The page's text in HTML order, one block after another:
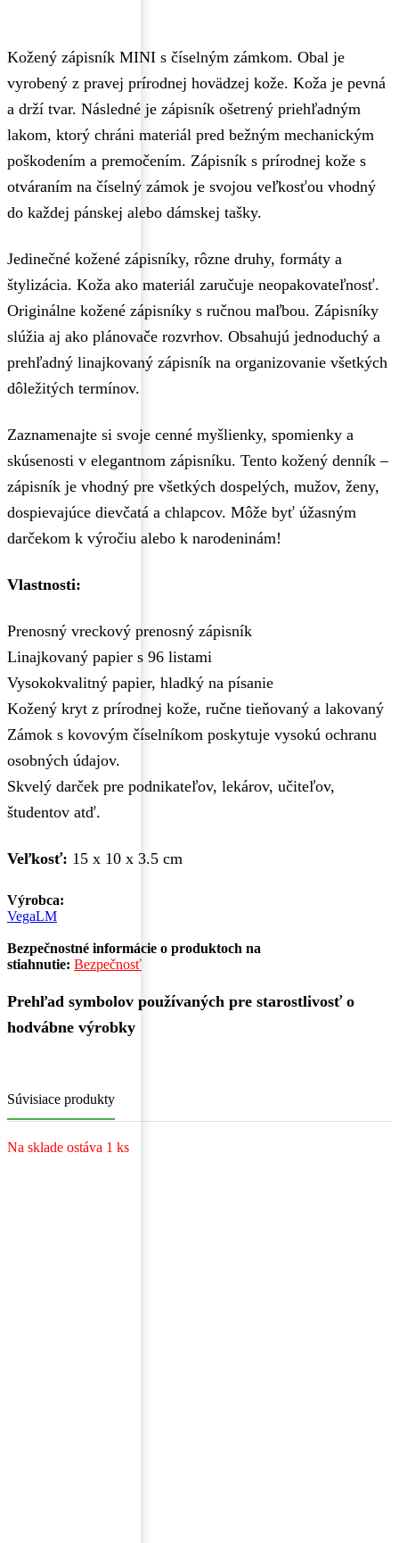
Kožený zápisník MINI s číselným zámkom. Obal je
vyrobený z pravej prírodnej hovädzej kože. Koža je pevná
a drží tvar. Následné je zápisník ošetrený priehľadným
lakom, ktorý chráni materiál pred bežným mechanickým
poškodením a premočením. Zápisník s prírodnej kože s
otváraním na číselný zámok je svojou veľkosťou vhodný
do každej pánskej alebo dámskej tašky.
Jedinečné kožené zápisníky, rôzne druhy, formáty a
štylizácia. Koža ako materiál zaručuje neopakovateľnosť.
Originálne kožené zápisníky s ručnou maľbou. Zápisníky
slúžia aj ako plánovače rozvrhov. Obsahujú jednoduchý a
prehľadný linajkovaný zápisník na organizovanie všetkých
dôležitých termínov.
Zaznamenajte si svoje cenné myšlienky, spomienky a
skúsenosti v elegantnom zápisníku. Tento kožený denník –
zápisník je vhodný pre všetkých dospelých, mužov, ženy,
dospievajúce dievčatá a chlapcov. Môže byť úžasným
darčekom k výročiu alebo k narodeninám!
Vlastnosti:
Prenosný vreckový prenosný zápisník
Linajkovaný papier s 96 listami
Vysokokvalitný papier, hladký na písanie
Kožený kryt z prírodnej kože, ručne tieňovaný a lakovaný
Zámok s kovovým číselníkom poskytuje vysokú ochranu
osobných údajov.
Skvelý darček pre podnikateľov, lekárov, učiteľov,
študentov atď.
Veľkosť: 15 x 10 x 3.5 cm
Výrobca:
VegaLM
Bezpečnostné informácie o produktoch na
stiahnutie: Bezpečnosť
Prehľad symbolov používaných pre starostlivosť o
hodvábne výrobky
Súvisiace produkty
Na sklade ostáva 1 ks